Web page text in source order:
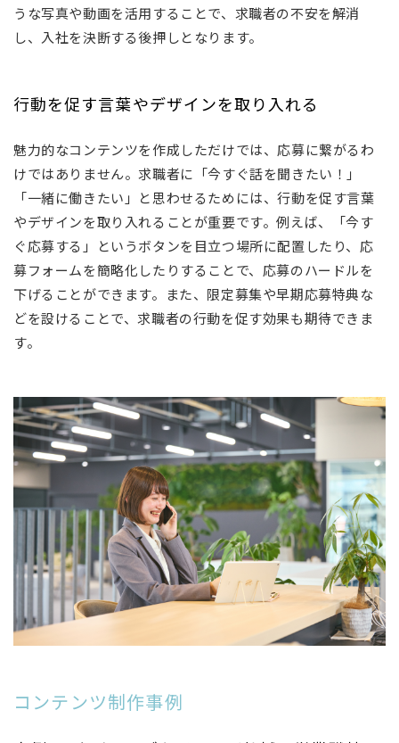
うな写真や動画を活用することで、求職者の不安を解消
し、入社を決断する後押しとなります。
行動を促す言葉やデザインを取り入れる
魅力的なコンテンツを作成しただけでは、応募に繋がるわ
けではありません。求職者に「今すぐ話を聞きたい！」
「一緒に働きたい」と思わせるためには、行動を促す言葉
やデザインを取り入れることが重要です。例えば、「今す
ぐ応募する」というボタンを目立つ場所に配置したり、応
募フォームを簡略化したりすることで、応募のハードルを
下げることができます。また、限定募集や早期応募特典な
どを設けることで、求職者の行動を促す効果も期待できま
す。
コンテンツ制作事例